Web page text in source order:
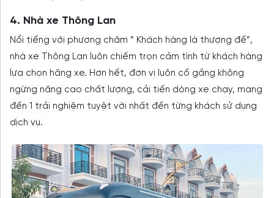
4. Nhà xe Thông Lan
Nổi tiếng với phương châm ” Khách hàng là thượng đế”,
nhà xe Thông Lan luôn chiếm trọn cảm tình từ khách hàng
lựa chọn hãng xe. Hơn hết, đơn vị luôn cố gắng không
ngừng nâng cao chất lượng, cải tiến dòng xe chạy, mang
đến 1 trải nghiệm tuyệt vời nhất đến từng khách sử dụng
dịch vụ.